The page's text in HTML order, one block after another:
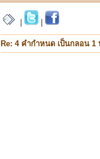
Re: 4 คำกำหนด เป็นกลอน 1